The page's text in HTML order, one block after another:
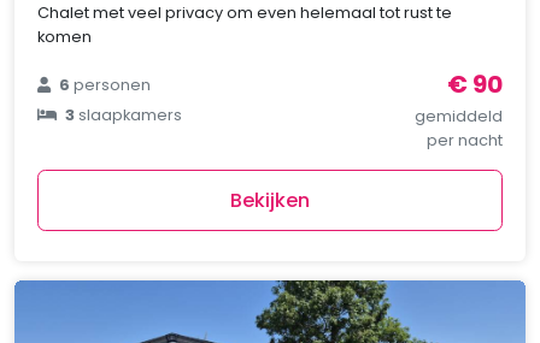
Chalet met veel privacy om even helemaal tot rust te
komen
6personen
3slaapkamers
€ 90
gemiddeld
per nacht
Bekijken